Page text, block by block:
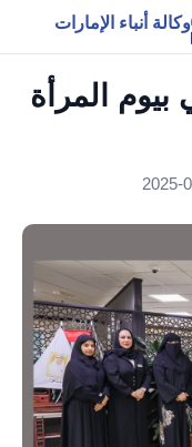
وكالة أنباء الإمارات
المرأة
2025-